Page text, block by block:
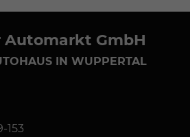
Automarkt GmbH
IN WUPPERTAL
153